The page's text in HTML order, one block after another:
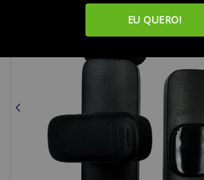
EU QUERO!